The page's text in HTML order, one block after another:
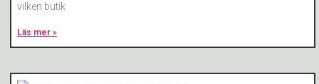
vilken butik
Läs mer »